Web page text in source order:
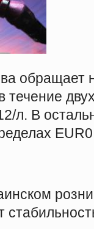
обращает
течение
л. В